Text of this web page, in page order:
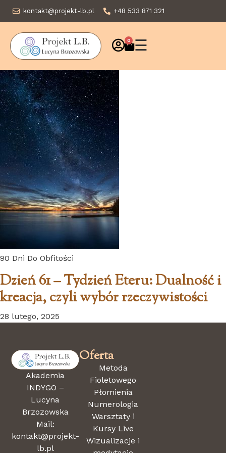
kontakt@projekt-lb.pl +48 533 871 321
0 ☰
90 Dni Do Obfitości
Dzień 61 – Tydzień Eteru: Dualność i
kreacja, czyli wybór rzeczywistości
28 lutego, 2025
Akademia
INDYGO –
Lucyna
Brzozowska
Mail:
kontakt@projekt-
lb.pl
Oferta
Metoda
Fioletowego
Płomienia
Numerologia
Warsztaty i
Kursy Live
Wizualizacje i